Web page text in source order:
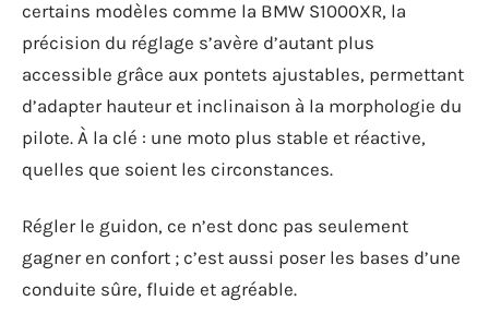
certains modèles comme la BMW S1000XR, la
précision du réglage s’avère d’autant plus
accessible grâce aux pontets ajustables, permettant
d’adapter hauteur et inclinaison à la morphologie du
pilote. À la clé : une moto plus stable et réactive,
quelles que soient les circonstances.
Régler le guidon, ce n’est donc pas seulement
gagner en confort ; c’est aussi poser les bases d’une
conduite sûre, fluide et agréable.